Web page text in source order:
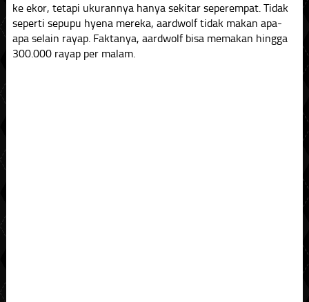
ke ekor, tetapi ukurannya hanya sekitar seperempat. Tidak
seperti sepupu hyena mereka, aardwolf tidak makan apa-
apa selain rayap. Faktanya, aardwolf bisa memakan hingga
300.000 rayap per malam.